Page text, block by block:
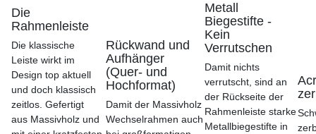
Die
Rahmenleiste
Die klassische
Leiste wirkt im
Design top aktuell
und doch klassisch
zeitlos. Gefertigt
aus Massivholz und
Rückwand und
Aufhänger
(Quer- und
Hochformat)
Damit der Massivholz
Wechselrahmen auch
Metall
Biegestifte -
Kein
Verrutschen
Damit nichts
verrutscht, sind an
der Rückseite der
Rahmenleiste starke
Metallbiegestifte in